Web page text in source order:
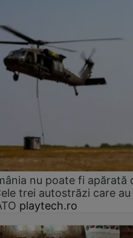
nu poate fi apărată
trei autostrăzi care
playtech.ro